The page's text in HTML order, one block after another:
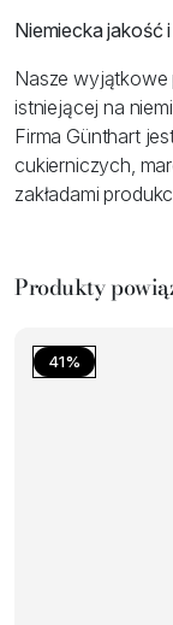
Niemiecka jakość
Nasze wyjątkowe
istniejącej na
Firma Günthart
cukierniczych,
zakładami
Produkty
41%